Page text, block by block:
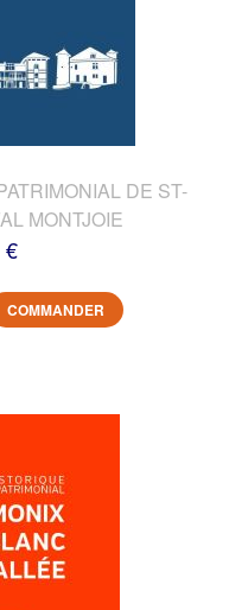
DE ST-
MONTJOIE
€
COMMANDER